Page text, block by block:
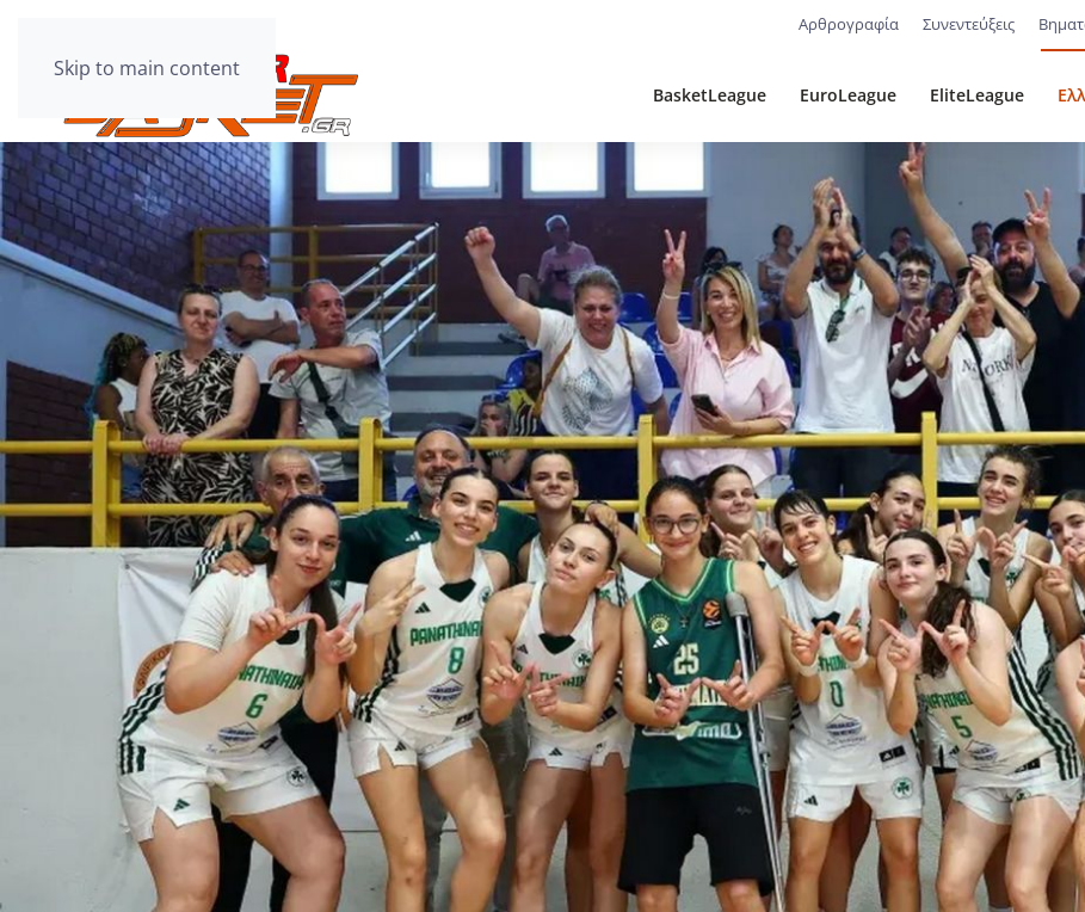
Skip to main content
Αρθρογραφία Συνεντεύξεις
BasketLeague EuroLeague EliteLeague